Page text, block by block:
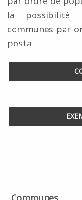
la possibilité
communes par
postal.
Communes